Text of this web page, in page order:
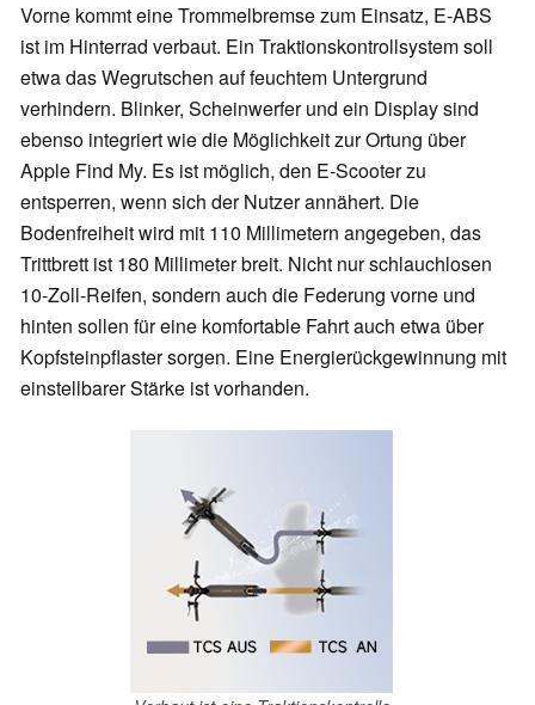
Vorne kommt eine Trommelbremse zum Einsatz, E-ABS
ist im Hinterrad verbaut. Ein Traktionskontrollsystem soll
etwa das Wegrutschen auf feuchtem Untergrund
verhindern. Blinker, Scheinwerfer und ein Display sind
ebenso integriert wie die Möglichkeit zur Ortung über
Apple Find My. Es ist möglich, den E-Scooter zu
entsperren, wenn sich der Nutzer annähert. Die
Bodenfreiheit wird mit 110 Millimetern angegeben, das
Trittbrett ist 180 Millimeter breit. Nicht nur schlauchlosen
10-Zoll-Reifen, sondern auch die Federung vorne und
hinten sollen für eine komfortable Fahrt auch etwa über
Kopfsteinpflaster sorgen. Eine Energierückgewinnung mit
einstellbarer Stärke ist vorhanden.